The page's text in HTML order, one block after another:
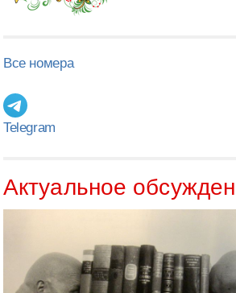
Все номера
Telegram
Актуальное